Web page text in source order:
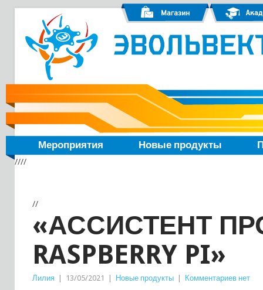
Мероприятия Новые продукты
////
//
«АССИСТЕНТ
RASPBERRY PI»
Лилия 13/05/2021 Новые продукты Комментариев нет